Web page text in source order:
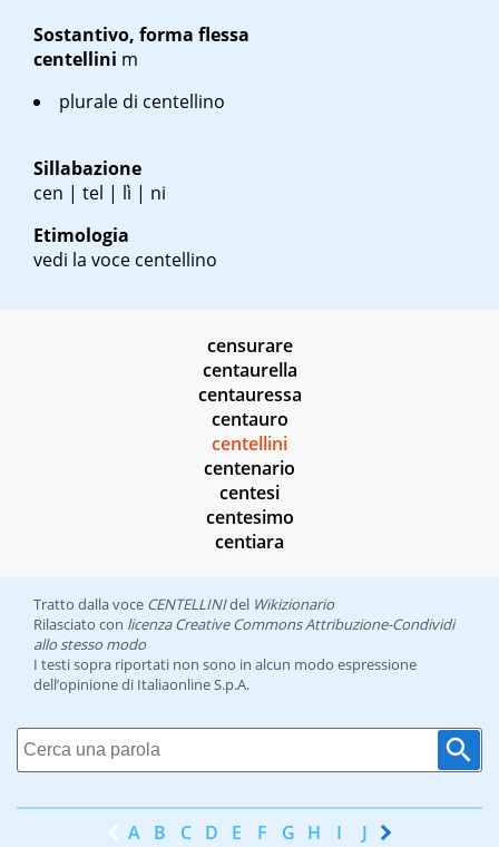
Sostantivo, forma flessa
centellini m
plurale di centellino
Sillabazione
cen | tel | lì | ni
Etimologia
vedi la voce centellino
censurare
centaurella
centauressa
centauro
centellini
centenario
centesi
centesimo
centiara
Tratto dalla voce CENTELLINIdel Wikizionario
Rilasciato con licenza Creative Commons Attribuzione-Condividi
allo stesso modo
I testi sopra riportati non sono in alcun modo espressione
dell’opinione di Italiaonline S.p.A.
A B C D E F G H I J K